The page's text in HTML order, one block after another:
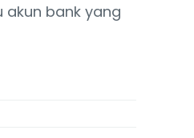
bank yang